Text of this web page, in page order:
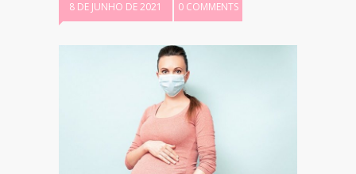
8 DE JUNHO DE 2021 0 COMMENTS